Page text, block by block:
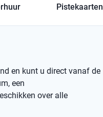
Pistekaarten
en kunt u direct vanaf de
een
over alle